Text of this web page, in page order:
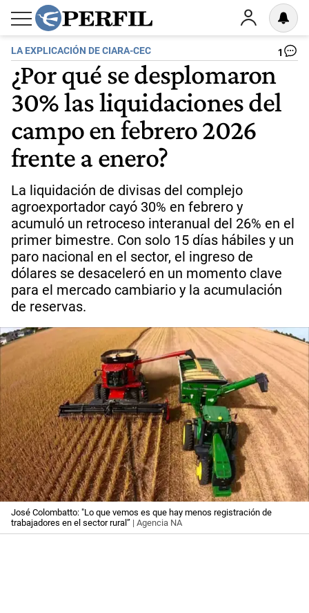
LA EXPLICACIÓN DE CIARA-CEC 1
¿Por qué se desplomaron
30% las liquidaciones del
campo en febrero 2026
frente a enero?
La liquidación de divisas del complejo
agroexportador cayó 30% en febrero y
acumuló un retroceso interanual del 26% en el
primer bimestre. Con solo 15 días hábiles y un
paro nacional en el sector, el ingreso de
dólares se desaceleró en un momento clave
para el mercado cambiario y la acumulación
de reservas.
José Colombatto: "Lo que vemos es que hay menos registración de
trabajadores en el sector rural” | Agencia NA